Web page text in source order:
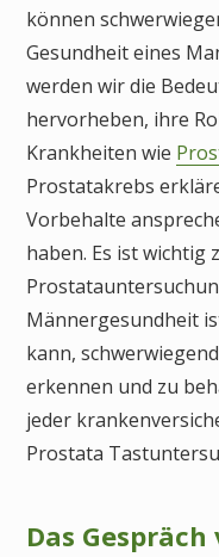
können
Gesundheit eines
werden wir die
hervorheben, ihre
Krankheiten wie
Prostatakrebs
Vorbehalte
haben. Es ist wichtig
Männergesundheit
kann,
erkennen und zu
jeder
Prostata
Das